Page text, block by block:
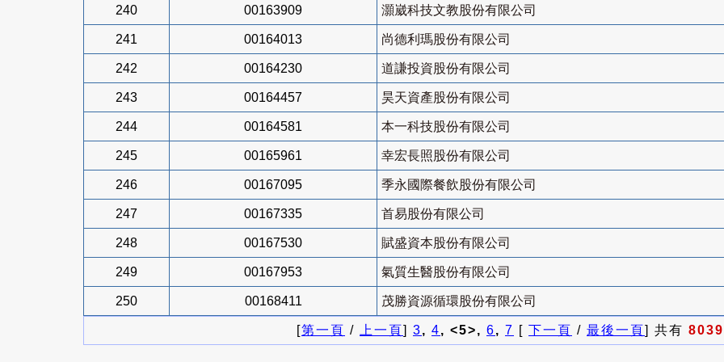
240 00163909 灝崴科技文教股份有限公司
241 00164013 尚德利瑪股份有限公司
242 00164230 道謙投資股份有限公司
243 00164457 昊天資產股份有限公司
244 00164581 本一科技股份有限公司
245 00165961 幸宏長照股份有限公司
246 00167095 季永國際餐飲股份有限公司
247 00167335 首易股份有限公司
248 00167530 賦盛資本股份有限公司
249 00167953 氣質生醫股份有限公司
250 00168411 茂勝資源循環股份有限公司
[第一頁 / 上一頁] 3, 4, <5>, 6, 7 [ 下一頁 / 最後一頁] 共有 8039